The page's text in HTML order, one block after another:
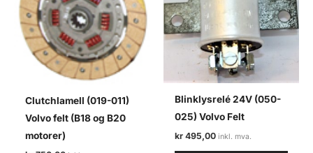
Clutchlamell (019-011)
Volvo felt (B18 og B20
motorer)
Blinklysrelé 24V (050-
025) Volvo Felt
kr 495,00